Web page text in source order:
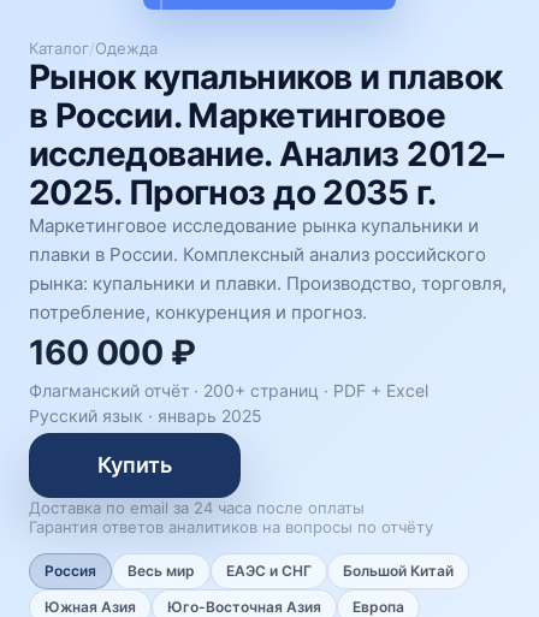
Каталог/Одежда
Рынок купальников и плавок
в России. Маркетинговое
исследование. Анализ 2012–
2025. Прогноз до 2035 г.
Маркетинговое исследование рынка купальники и
плавки в России. Комплексный анализ российского
рынка: купальники и плавки. Производство, торговля,
потребление, конкуренция и прогноз.
160 000 ₽
Флагманский отчёт · 200+ страниц · PDF + Excel
Русский язык · январь 2025
Купить
Доставка по email за 24 часа после оплаты
Гарантия ответов аналитиков на вопросы по отчёту
Россия Весь мир ЕАЭС и СНГ
Большой Китай
Южная Азия
Юго-Восточная Азия
Европа